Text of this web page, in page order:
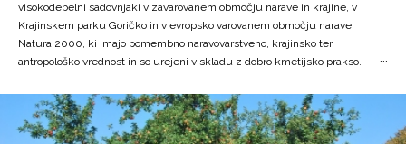
visokodebelni sadovnjaki v zavarovanem območju narave in krajine, v
Krajinskem parku Goričko in v evropsko varovanem območju narave,
Natura 2000, ki imajo pomembno naravovarstveno, krajinsko ter
antropološko vrednost in so urejeni v skladu z dobro kmetijsko prakso.
in ohranjajo ekstenzivne sadovnjake, ki so življenjsko pomembni za
redke in ogrožene živalske ter rastlinske vrste. Pogoji razpisa Na izbor
se lahko prijavijo vse osebe, ki so lastniki ali najemniki travniških